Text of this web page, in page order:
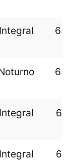
Integral
Integral
Integral